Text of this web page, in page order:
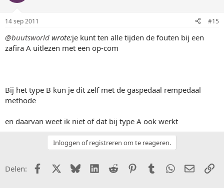
14 sep 2011 #15
@buutsworld wrote:je kunt ten alle tijden de fouten bij een
zafira A uitlezen met een op-com
Bij het type B kun je dit zelf met de gaspedaal rempedaal
methode
en daarvan weet ik niet of dat bij type A ook werkt
Inloggen of registreren om te reageren.
Delen: FacebookX (Twitter)
BlueskyLinkedIn
Reddit PinterestTumblr WhatsApp
E-mail